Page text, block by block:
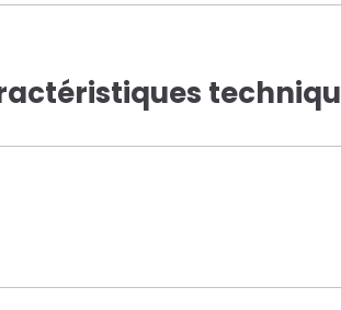
le produit